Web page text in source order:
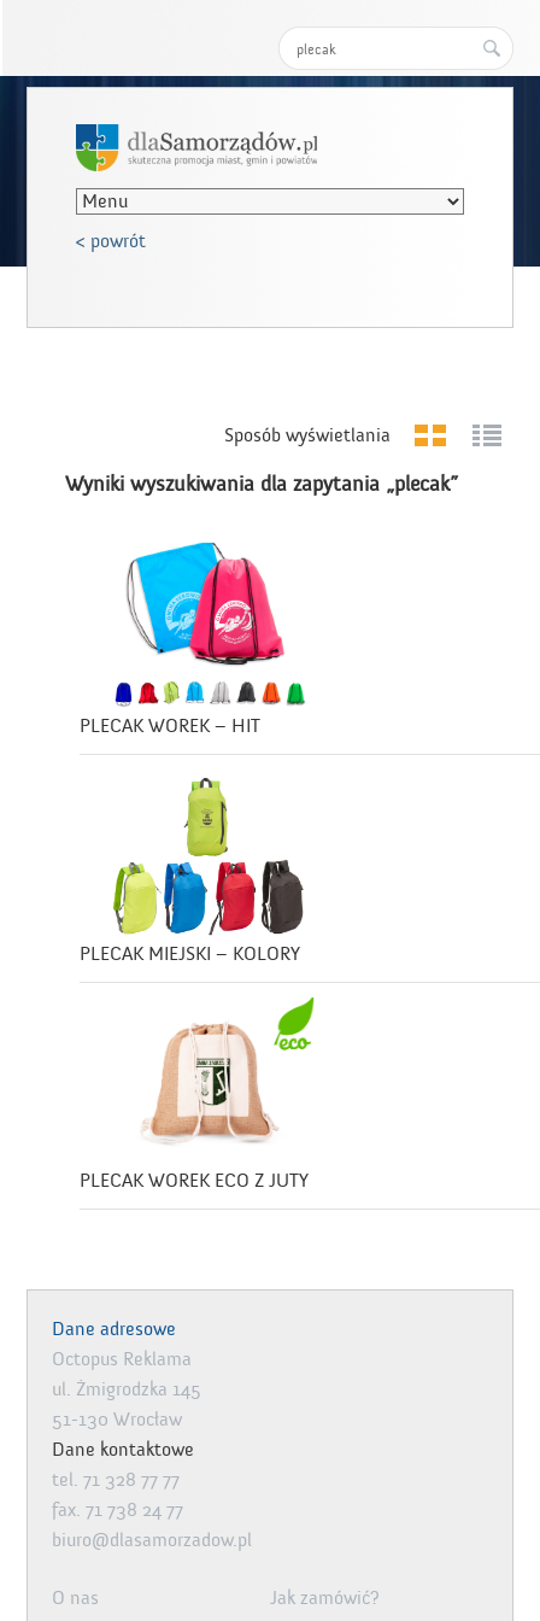
Szukaj:
< powrót
Sposób wyświetlania
Wyniki wyszukiwania dla zapytania „plecak”
PLECAK WOREK – HIT
PLECAK MIEJSKI – KOLORY
PLECAK WOREK ECO Z JUTY
Dane adresowe
Octopus Reklama
ul. Żmigrodzka 145
51-130 Wrocław
Dane kontaktowe
tel. 71 328 77 77
fax. 71 738 24 77
biuro@dlasamorzadow.pl
O nas Jak zamówić?